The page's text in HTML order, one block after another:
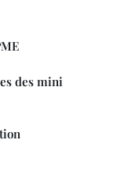
des mini